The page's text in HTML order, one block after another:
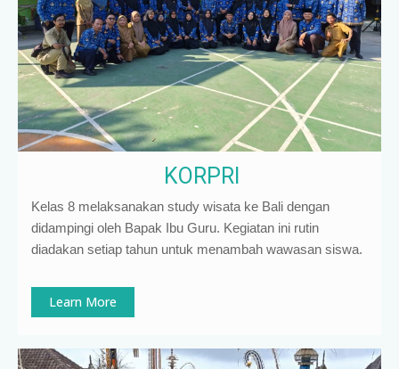
KORPRI
Kelas 8 melaksanakan study wisata ke Bali dengan
didampingi oleh Bapak Ibu Guru. Kegiatan ini rutin
diadakan setiap tahun untuk menambah wawasan siswa.
Learn More